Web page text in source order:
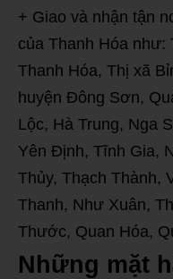
+ Giao và nhận tận
của Thanh Hóa như:
Thanh Hóa, Thị xã
huyện Đông Sơn,
Lộc, Hà Trung, Nga
Yên Định, Tĩnh Gia,
Thủy, Thạch Thành,
Thanh, Như Xuân,
Thước, Quan Hóa,
Những mặt